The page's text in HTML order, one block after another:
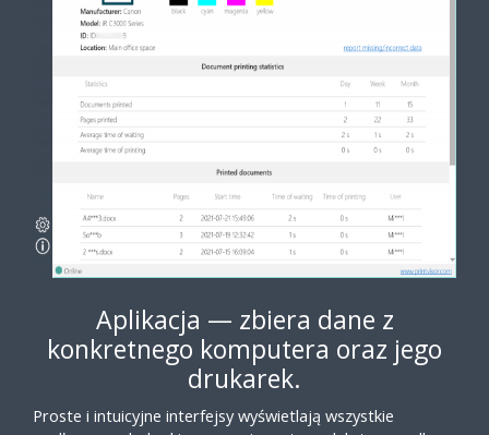
Aplikacja — zbiera dane z
konkretnego komputera oraz jego
drukarek.
Proste i intuicyjne interfejsy wyświetlają wszystkie